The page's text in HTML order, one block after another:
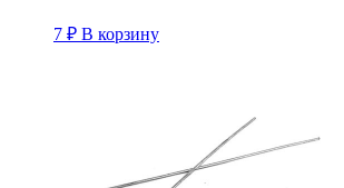
7 ₽ В корзину